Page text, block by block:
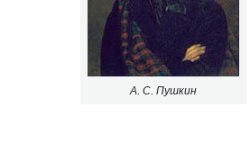
А. С. Пушкин